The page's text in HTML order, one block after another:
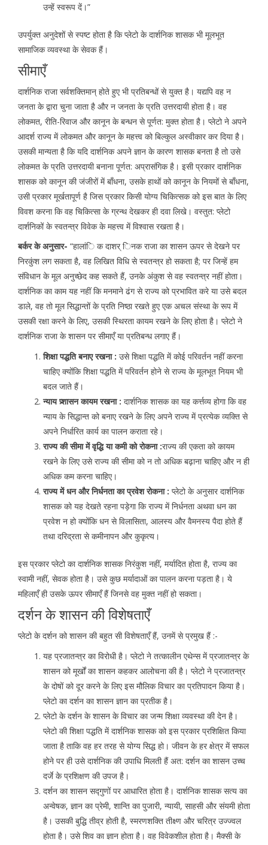
उन्हें स्वरूप दें।”
उपर्युक्त अनुदेशों से स्पष्ट होता है कि प्लेटो के दार्शनिक शासक भी मूलभूत
सामाजिक व्यवस्था के सेवक हैं।
सीमाएँ
दार्शनिक राजा सर्वशक्तिमान् होते हुए भी प्रतिबन्धों से युक्त है। यद्यपि वह न
जनता के द्वारा चुना जाता है और न जनता के प्रति उत्तरदायी होता है। वह
लोकमत, रीति-रिवाज और कानून के बन्धन से पूर्णत: मुक्त होता है। प्लेटो ने अपने
आदर्श राज्य में लोकमत और कानून के महत्त्व को बिल्कुल अस्वीकार कर दिया है।
उसकी मान्यता है कि यदि दार्शनिक अपने ज्ञान के कारण शासक बनता है तो उसे
लोकमत के प्रति उत्तरदायी बनाना पूर्णत: अप्रासंगिक है। इसी प्रकार दार्शनिक
शासक को कानून की जंजीरों में बाँधना, उसके हाथों को कानून के नियमों से बाँधना,
उसी प्रकार मूर्खतापूर्ण है जिस प्रकार किसी योग्य चिकित्सक को इस बात के लिए
विवश करना कि वह चिकित्सा के ग्रन्थ देखकर ही दवा लिखे। वस्तुत: प्लेटो
दार्शनिकों के स्वतन्त्र विवेक के महत्त्व में विश्वास रखता है।
बर्कर के अनुसार- “हालांि क दाशर् िनक राजा का शासन ऊपर से देखने पर
निरकुंश लग सकता है, वह लिखित विधि से स्वतन्त्र हो सकता है; पर जिन्हें हम
संविधान के मूल अनुच्छेद कह सकते हैं, उनके अंकुश से वह स्वतन्त्र नहीं होता।
दार्शनिक का काम यह नहीं कि मनमाने ढंग से राज्य को प्रभावित करे या उसे बदल
डाले, वह तो मूल सिद्धान्तों के प्रति निष्ठा रखते हुए एक अचल संस्था के रूप में
उसकी रक्षा करने के लिए, उसकी स्थिरता कायम रखने के लिए होता है। प्लेटो ने
दार्शनिक राजा के शासन पर सीमाएँ या प्रतिबन्ध लगाए हैं।
शिक्षा पद्धति बनाए रखना : उसे शिक्षा पद्धति में कोई परिवर्तन नहीं करना
चाहिए क्योंकि शिक्षा पद्धति में परिवर्तन होने से राज्य के मूलभूत नियम भी
बदल जाते हैं।
न्याय प्र्शासन कायम रखना : दार्शनिक शासक का यह कर्त्तव्य होगा कि वह
न्याय के सिद्धान्त को बनाए रखने के लिए अपने राज्य में प्रत्येक व्यक्ति से
अपने निर्धारित कार्य का पालन कराता रहे।
राज्य की सीमा में वृद्धि या कमी को रोकना :राज्य की एकता को कायम
रखने के लिए उसे राज्य की सीमा को न तो अधिक बढ़ाना चाहिए और न ही
अधिक कम करना चाहिए।
राज्य में धन और निर्धनता का प्रवेश रोकना : प्लेटो के अनुसार दार्शनिक
शासक को यह देखते रहना पड़ेगा कि राज्य में निर्धनता अथवा धन का
प्रवेश न हो क्योंकि धन से विलासिता, आलस्य और वैमनस्य पैदा होते हैं
तथा दरिद्रता से कमीनापन और कुकृत्य।
इस प्रकार प्लेटो का दार्शनिक शासक निरंकुश नहीं, मर्यादित होता है, राज्य का
स्वामी नहीं, सेवक होता है। उसे कुछ मर्यादाओं का पालन करना पड़ता है। ये
महिलाएँ ही उसके ऊपर सीमाएँ हैं जिनसे वह मुक्त नहीं हो सकता।
दर्शन के शासन की विशेषताएँ
प्लेटो के दर्शन को शासन की बहुत सी विशेषताएँ हैं, उनमें से प्रमुख हैं :-
यह प्रजातन्त्र का विरोधी है। प्लेटो ने तत्कालीन एथेन्स में प्रजातन्त्र के
शासन को मूर्खों का शासन कहकर आलोचना की है। प्लेटो ने प्रजातन्त्र
के दोषों को दूर करने के लिए इस मौलिक विचार का प्रतिपादन किया है।
प्लेटो का दर्शन का शासन ज्ञान का प्रतीक है।
प्लेटो के दर्शन के शासन के विचार का जन्म शिक्षा व्यवस्था की देन है।
प्लेटो की शिक्षा पद्धति में दार्शनिक शासक को इस प्रकार प्रशिक्षित किया
जाता है ताकि वह हर तरह से योग्य सिद्ध हो। जीवन के हर क्षेत्र में सफल
होने पर ही उसे दार्शनिक की उपाधि मिलती हैं अत: दर्शन का शासन उच्च
दर्जे के प्रशिक्षण की उपज है।
दर्शन का शासन सद्गुणों पर आधारित होता है। दार्शनिक शासक सत्य का
अन्वेषक, ज्ञान का प्रेमी, शान्ति का पुजारी, न्यायी, साहसी और संयमी होता
है। उसकी बुद्धि तीव्र होती है, स्मरणशक्ति तीक्ष्ण और चरित्र उज्ज्वल
होता है। उसे शिव का ज्ञान होता है। वह विवेकशील होता है। मैक्सी के